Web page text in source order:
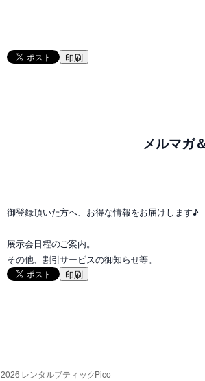
印刷
メルマガ
御登録頂いた方へ、お得な情報をお届けします♪
展示会日程のご案内。
その他、割引サービスの御知らせ等。
印刷
レンタルブティックPico